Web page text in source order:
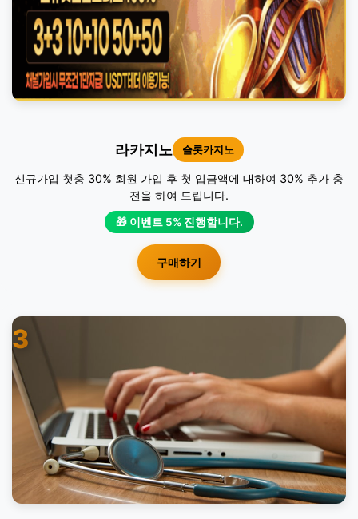
라카지노 슬롯카지노
신규가입 첫충 30% 회원 가입 후 첫 입금액에 대하여 30% 추가 충
전을 하여 드립니다.
🎁 이벤트 5% 진행합니다.
구매하기
3